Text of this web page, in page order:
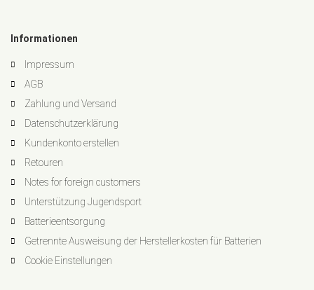
Informationen
Impressum
AGB
Zahlung und Versand
Datenschutzerklärung
Kundenkonto erstellen
Retouren
Notes for foreign customers
Unterstützung Jugendsport
Batterieentsorgung
Getrennte Ausweisung der Herstellerkosten für Batterien
Cookie Einstellungen